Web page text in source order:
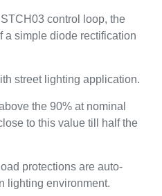
control loop, the
a simple diode rectification
street lighting application.
the 90% at nominal
to this value till half the
protections are auto-
lighting environment.